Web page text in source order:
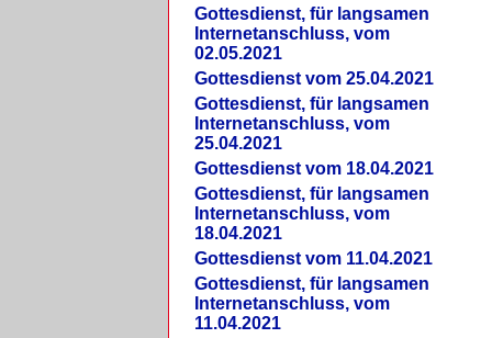
Gottesdienst, für langsamen
Internetanschluss, vom
02.05.2021
Gottesdienst vom 25.04.2021
Gottesdienst, für langsamen
Internetanschluss, vom
25.04.2021
Gottesdienst vom 18.04.2021
Gottesdienst, für langsamen
Internetanschluss, vom
18.04.2021
Gottesdienst vom 11.04.2021
Gottesdienst, für langsamen
Internetanschluss, vom
11.04.2021